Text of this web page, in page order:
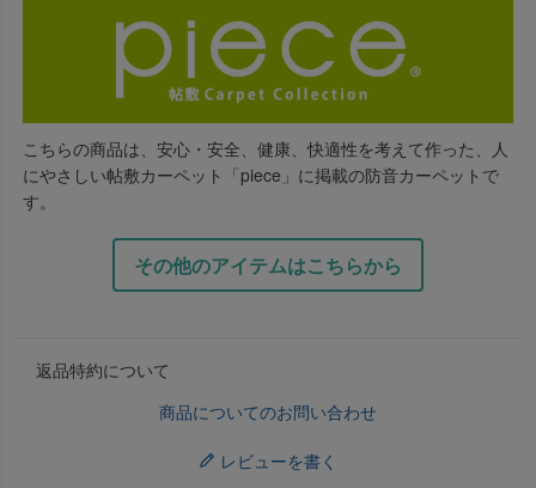
こちらの商品は、安心・安全、健康、快適性を考えて作った、人
にやさしい帖敷カーペット「piece」に掲載の防音カーペットで
す。
その他のアイテムはこちらから
返品特約について
商品についてのお問い合わせ
レビューを書く